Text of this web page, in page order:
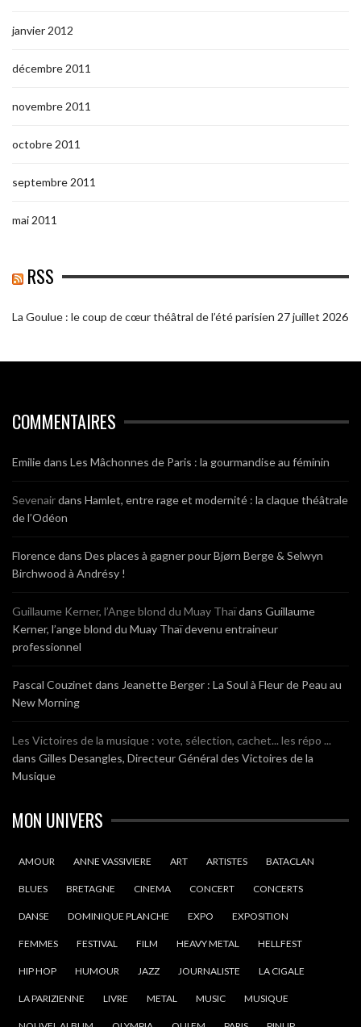
janvier 2012
décembre 2011
novembre 2011
octobre 2011
septembre 2011
mai 2011
RSS
La Goulue : le coup de cœur théâtral de l’été parisien 27 juillet 2026
COMMENTAIRES
Emiliedans Les Mâchonnes de Paris : la gourmandise au féminin
Sevenairdans Hamlet, entre rage et modernité : la claque théâtrale
de l’Odéon
Florencedans Des places à gagner pour Bjørn Berge & Selwyn
Birchwood à Andrésy !
Guillaume Kerner, l’Ange blond du Muay Thaïdans Guillaume
Kerner, l’ange blond du Muay Thaï devenu entraineur
professionnel
Pascal Couzinet dans Jeanette Berger : La Soul à Fleur de Peau au
New Morning
Les Victoires de la musique : vote, sélection, cachet... les répo ...
dans Gilles Desangles, Directeur Général des Victoires de la
Musique
MON UNIVERS
AMOUR ANNE VASSIVIERE ART ARTISTES BATACLAN
BLUES BRETAGNE CINEMA CONCERT CONCERTS
DANSE DOMINIQUE PLANCHE EXPO EXPOSITION
FEMMES FESTIVAL FILM HEAVY METAL HELLFEST
HIP HOP HUMOUR JAZZ JOURNALISTE LA CIGALE
LA PARIZIENNE LIVRE METAL MUSIC MUSIQUE